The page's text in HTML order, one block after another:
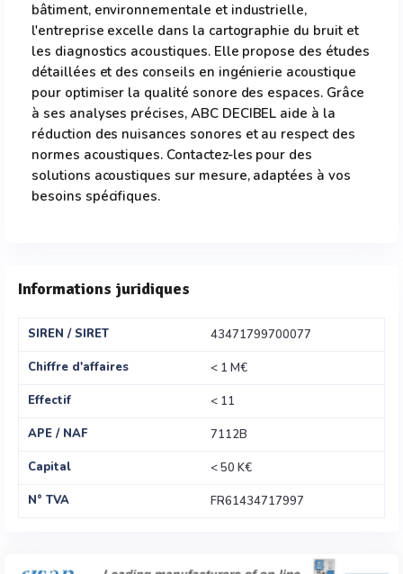
bâtiment, environnementale et industrielle,
l'entreprise excelle dans la cartographie du bruit et
les diagnostics acoustiques. Elle propose des études
détaillées et des conseils en ingénierie acoustique
pour optimiser la qualité sonore des espaces. Grâce
à ses analyses précises, ABC DECIBEL aide à la
réduction des nuisances sonores et au respect des
normes acoustiques. Contactez-les pour des
solutions acoustiques sur mesure, adaptées à vos
besoins spécifiques.
Informations juridiques
SIREN / SIRET
43471799700077
Chiffre d'affaires
< 1 M€
Effectif
< 11
APE / NAF
7112B
Capital
< 50 K€
N° TVA
FR61434717997